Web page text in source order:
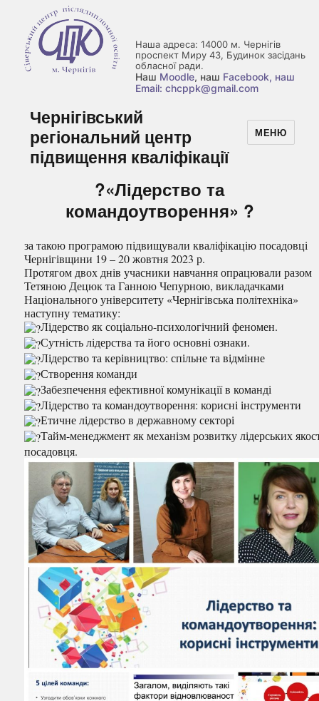
Наша адреса: 14000 м. Чернігів
проспект Миру 43, Будинок засідань
обласної ради.
Наш Moodle, наш Facebook, наш
Email: chcppk@gmail.com
Чернігівський
регіональний центр
підвищення кваліфікації
МЕНЮ
?«Лідерство та
командоутворення» ?
за такою програмою підвищували кваліфікацію посадовці
Чернігівщини 19 – 20 жовтня 2023 р.
Протягом двох днів учасники навчання опрацювали разом
Тетяною Децюк та Ганною Чепурною, викладачками
Національного університету «Чернігівська політехніка»
наступну тематику:
Лідерство як соціально-психологічний феномен.
Сутність лідерства та його основні ознаки.
Лідерство та керівництво: спільне та відмінне
Створення команди
Забезпечення ефективної комунікації в команді
Лідерство та командоутворення: корисні інструменти
Етичне лідерство в державному секторі
Тайм-менеджмент як механізм розвитку лідерських
посадовця.